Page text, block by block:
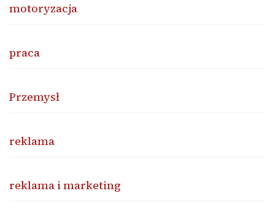
motoryzacja
praca
Przemysł
reklama
reklama i marketing